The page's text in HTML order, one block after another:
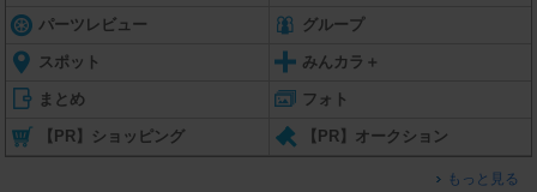
パーツレビュー グループ
スポット みんカラ＋
まとめ フォト
【PR】ショッピング 【PR】オークション
もっと見る